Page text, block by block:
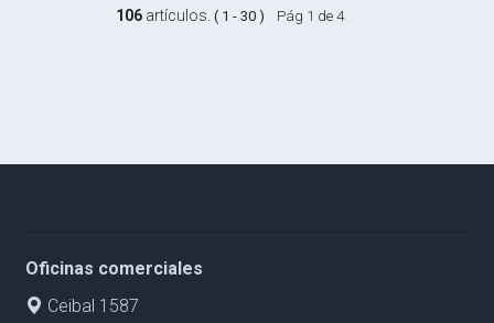
106artículos. ( 1 - 30 ) Pág 1 de 4
Oficinas comerciales
Ceibal 1587